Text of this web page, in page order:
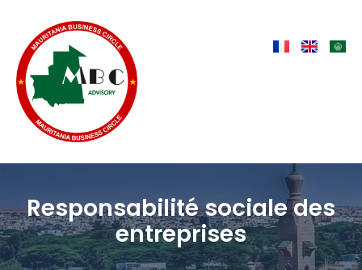
Responsabilité sociale des
entreprises